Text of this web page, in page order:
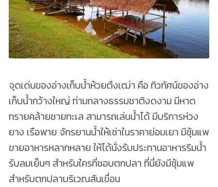
จุดเด่นของอ่างเก็บน้ำห้วยตึงเฒ่า คือ ทิวทัศน์ของอ่าง
เก็บน้ำกว้างใหญ่ ท่ามกลางธรรมชาติงดงาม มีหาด
ทรายคล้ายชายทะเล สามารถเล่นน้ำได้ มีบริการห่วง
ยาง เรือพาย จักรยานน้ำให้เช่าในราคาย่อมเยา มีซุ้มแพ
ขายอาหารหลากหลาย ให้ได้นั่งรับประทานอาหารริมน้ำ
รับลมเย็นๆ สำหรับใครที่ชอบตกปลา ที่นี่ยังมีซุ้มแพ
สำหรับตกปลาบริเวณสันเขื่อน